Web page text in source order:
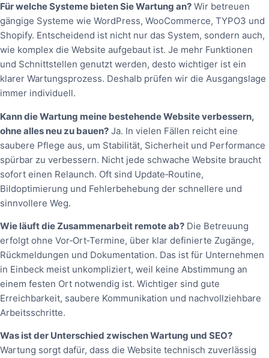
Für welche Systeme bieten Sie Wartung an? Wir betreuen
gängige Systeme wie WordPress, WooCommerce, TYPO3 und
Shopify. Entscheidend ist nicht nur das System, sondern auch,
wie komplex die Website aufgebaut ist. Je mehr Funktionen
und Schnittstellen genutzt werden, desto wichtiger ist ein
klarer Wartungsprozess. Deshalb prüfen wir die Ausgangslage
immer individuell.
Kann die Wartung meine bestehende Website verbessern,
ohne alles neu zu bauen? Ja. In vielen Fällen reicht eine
saubere Pflege aus, um Stabilität, Sicherheit und Performance
spürbar zu verbessern. Nicht jede schwache Website braucht
sofort einen Relaunch. Oft sind Update‑Routine,
Bildoptimierung und Fehlerbehebung der schnellere und
sinnvollere Weg.
Wie läuft die Zusammenarbeit remote ab? Die Betreuung
erfolgt ohne Vor‑Ort‑Termine, über klar definierte Zugänge,
Rückmeldungen und Dokumentation. Das ist für Unternehmen
in Einbeck meist unkompliziert, weil keine Abstimmung an
einem festen Ort notwendig ist. Wichtiger sind gute
Erreichbarkeit, saubere Kommunikation und nachvollziehbare
Arbeitsschritte.
Was ist der Unterschied zwischen Wartung und SEO?
Wartung sorgt dafür, dass die Website technisch zuverlässig